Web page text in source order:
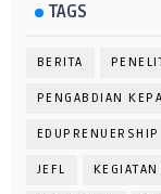
TAGS
BERITA
PENGABDIAN
EDUPRENUERSHIP
JEFL